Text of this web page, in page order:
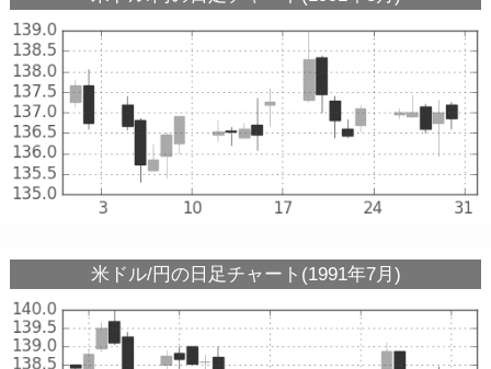
米ドル/円の日足チャート(1991年7月)